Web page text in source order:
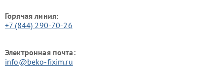
Горячая линия:
+7 (844) 290-70-26
Электронная почта:
info@beko-fixim.ru